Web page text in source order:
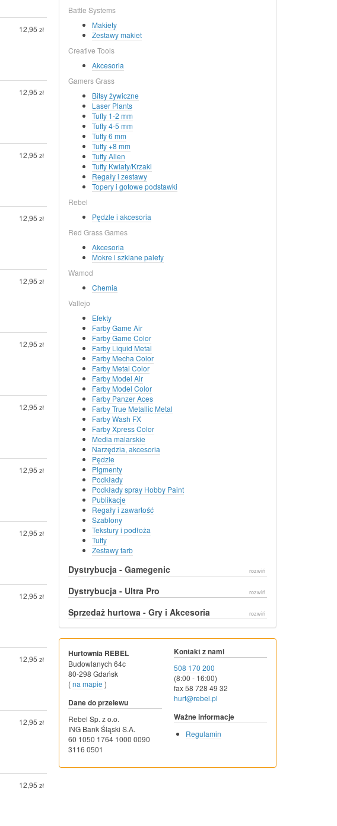
12,95 zł
12,95 zł
12,95 zł
12,95 zł
12,95 zł
12,95 zł
12,95 zł
12,95 zł
12,95 zł
12,95 zł
12,95 zł
12,95 zł
12,95 zł
Battle Systems
Makiety
Zestawy makiet
Creative Tools
Akcesoria
Gamers Grass
Bitsy żywiczne
Laser Plants
Tufty 1-2 mm
Tufty 4-5 mm
Tufty 6 mm
Tufty +8 mm
Tufty Alien
Tufty Kwiaty/Krzaki
Regały i zestawy
Topery i gotowe podstawki
Rebel
Pędzle i akcesoria
Red Grass Games
Akcesoria
Mokre i szklane palety
Wamod
Chemia
Vallejo
Efekty
Farby Game Air
Farby Game Color
Farby Liquid Metal
Farby Mecha Color
Farby Metal Color
Farby Model Air
Farby Model Color
Farby Panzer Aces
Farby True Metallic Metal
Farby Wash FX
Farby Xpress Color
Media malarskie
Narzędzia, akcesoria
Pędzle
Pigmenty
Podkłady
Podkłady spray Hobby Paint
Publikacje
Regały i zawartość
Szablony
Tekstury i podłoża
Tufty
Zestawy farb
Dystrybucja - Gamegenic rozwiń
Dystrybucja - Ultra Pro rozwiń
Sprzedaż hurtowa - Gry i Akcesoria rozwiń
Hurtownia REBEL
Budowlanych 64c
80-298 Gdańsk
(na mapie )
Dane do przelewu
Rebel Sp. z o.o.
ING Bank Śląski S.A.
60 1050 1764 1000 0090
3116 0501
Kontakt z nami
508 170 200
(8:00 - 16:00)
fax 58 728 49 32
hurt@rebel.pl
Ważne informacje
Regulamin